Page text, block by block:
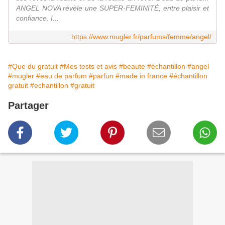
ANGEL NOVA révèle une SUPER-FEMINITÉ, entre plaisir et
confiance. I...
https://www.mugler.fr/parfums/femme/angel/
#Que du gratuit #Mes tests et avis #beaute #échantillon #angel
#mugler #eau de parfum #parfun #made in france #échantillon
gratuit #echantillon #gratuit
Partager